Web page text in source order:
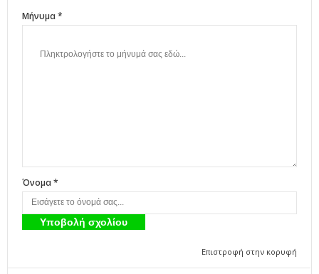
Μήνυμα *
Όνομα *
Επιστροφή στην κορυφή